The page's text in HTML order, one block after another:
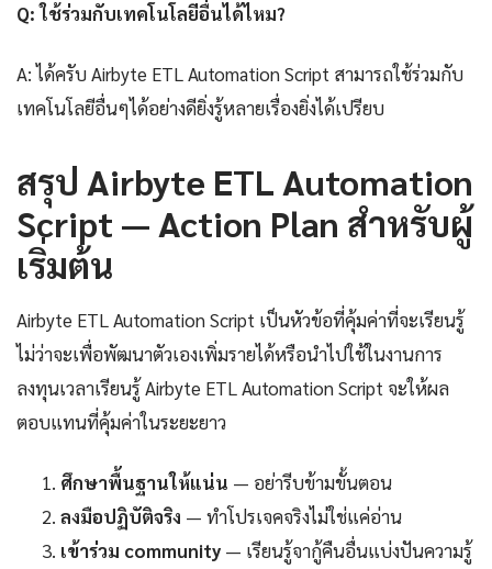
Q: ใช้ร่วมกับเทคโนโลยีอื่นได้ไหม?
A: ได้ครับ Airbyte ETL Automation Script สามารถใช้ร่วมกับ
เทคโนโลยีอื่นๆได้อย่างดียิ่งรู้หลายเรื่องยิ่งได้เปรียบ
สรุป Airbyte ETL Automation
Script — Action Plan สำหรับผู้
เริ่มต้น
Airbyte ETL Automation Script เป็นหัวข้อที่คุ้มค่าที่จะเรียนรู้
ไม่ว่าจะเพื่อพัฒนาตัวเองเพิ่มรายได้หรือนำไปใช้ในงานการ
ลงทุนเวลาเรียนรู้ Airbyte ETL Automation Script จะให้ผล
ตอบแทนที่คุ้มค่าในระยะยาว
ศึกษาพื้นฐานให้แน่น — อย่ารีบข้ามขั้นตอน
ลงมือปฏิบัติจริง — ทำโปรเจคจริงไม่ใช่แค่อ่าน
เข้าร่วม community — เรียนรู้จากู้คืนอื่นแบ่งปันความรู้